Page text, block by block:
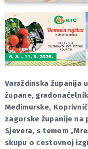
Varaždinska županija
župane,
Međimurske,
zagorske županije
Sjevera, s temom
skupu o cestovnoj